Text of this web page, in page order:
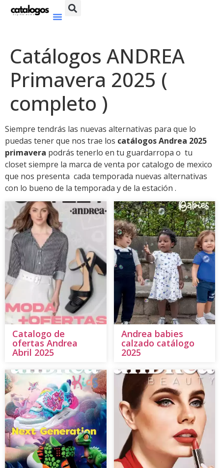
Catálogos ANDREA
Primavera 2025 (
completo )
Siempre tendrás las nuevas alternativas para que lo
puedas tener que nos trae los catálogos Andrea 2025
primavera podrás tenerlo en tu guardarropa o tu
closet siempre la marca de venta por catalogo de mexico
que nos presenta cada temporada nuevas alternativas
con lo bueno de la temporada y de la estación .
Catalogo de
ofertas Andrea
Abril 2025
Andrea babies
calzado catálogo
2025